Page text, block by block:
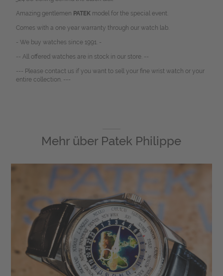
Amazing gentlemen PATEKmodel for the special event.
Comes with a one year warranty through our watch lab.
- We buy watches since 1991. -
-- All offered watches are in stock in our store. --
--- Please contact us if you want to sell your fine wrist watch or your
entire collection. ---
Mehr über Patek Philippe